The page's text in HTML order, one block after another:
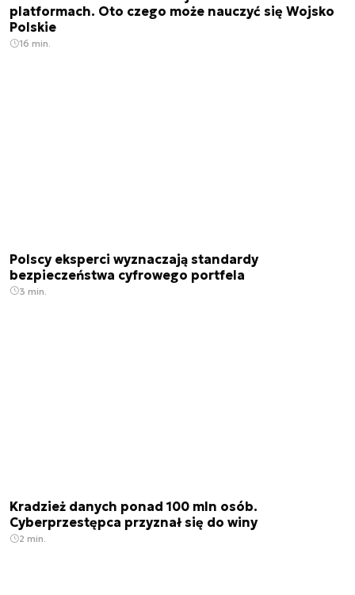
platformach. Oto czego może nauczyć się Wojsko
Polskie
16 min.
Polscy eksperci wyznaczają standardy
bezpieczeństwa cyfrowego portfela
3 min.
Kradzież danych ponad 100 mln osób.
Cyberprzestępca przyznał się do winy
2 min.